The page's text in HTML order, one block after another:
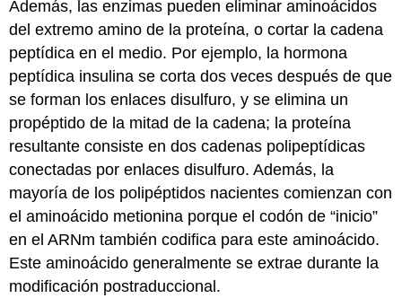
Además, las enzimas pueden eliminar aminoácidos
del extremo amino de la proteína, o cortar la cadena
peptídica en el medio. Por ejemplo, la hormona
peptídica insulina se corta dos veces después de que
se forman los enlaces disulfuro, y se elimina un
propéptido de la mitad de la cadena; la proteína
resultante consiste en dos cadenas polipeptídicas
conectadas por enlaces disulfuro. Además, la
mayoría de los polipéptidos nacientes comienzan con
el aminoácido metionina porque el codón de “inicio”
en el ARNm también codifica para este aminoácido.
Este aminoácido generalmente se extrae durante la
modificación postraduccional.